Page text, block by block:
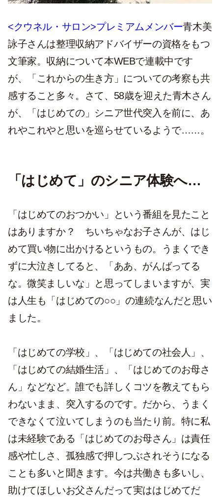
<クウネル・サロン>プレミアムメンバー青木美
詠子さんは整理収納アドバイザーの資格をもつ
文筆家。収納について本WEBで連載中です
が、「これからの生き方」についての考察も共
感すること多々。さて、58歳を迎えた青木さん
が、「はじめての」シニア世代突入を前に、あ
れやこれやと思いを巡らせているようで……。
「はじめて」のシニア体験へ…
「はじめてのおつかい」という番組を見たこと
はありますか？ ちいちゃなお子さんが、はじ
めて買い物に出かけるというもの。うまくでき
ずに大泣きしてると、「ああ、がんばってる
な。微笑ましいな」と思ってしまいますが、実
は人生も「はじめての○○」の連続なんだと思い
ました。
「はじめての学校」、「はじめての社会人」、
「はじめての結婚生活」、「はじめてのお母さ
ん」などなど。誰でも詳しくコツを教えてもら
わないまま、突入するのです。だから、うまく
できなくて泣いてしまうのも当たり前。特に私
は未経験である「はじめてのお母さん」は責任
感や忙しさ、孤独感で押しつぶされそうになる
ことも多いと聞きます。今は共働きも多いし、
助けてほしいお父さんだって実ははじめてだ